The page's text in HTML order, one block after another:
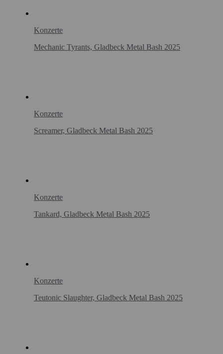
Konzerte
Mechanic Tyrants, Gladbeck Metal Bash 2025
Konzerte
Screamer, Gladbeck Metal Bash 2025
Konzerte
Tankard, Gladbeck Metal Bash 2025
Konzerte
Teutonic Slaughter, Gladbeck Metal Bash 2025